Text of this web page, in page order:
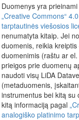
Duomenys yra
„Creative Commons“
tarptautinės viešosios
nenumatyta kitaip. Jei
duomenis, reikia
duomenimis (raštu ar
prieigos prie duomenų
naudoti visų LiDA
(metaduomenis,
instrumentus bei kitą su
kitą informaciją pagal
analogiško platinimo